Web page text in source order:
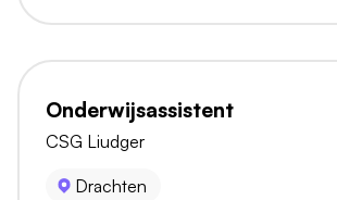
Onderwijsassistent
CSG Liudger
Drachten